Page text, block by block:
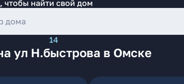
чтобы найти свой дом
14
ул Н.быстрова в Омске